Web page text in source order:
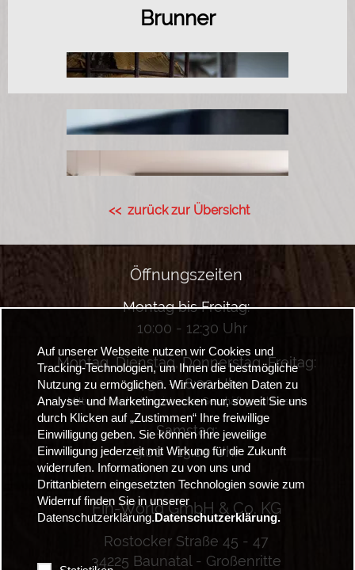
Brunner
<< zurück zur Übersicht
Öffnungszeiten
Montag bis Freitag:
10:00 - 12:30 Uhr
Montag, Dienstag, Donnerstag, Freitag:
14:30 - 18:00 Uhr
Mittwochnachmittag ist unser Geschäft geschlossen!
Samstag:
9:00 - 13:00 Uhr
Fin-World GmbH & Co. KG
Rostocker Straße 45 - 47
34225 Baunatal - Großenritte
Auf unserer Webseite nutzen wir Cookies und
Tracking-Technologien, um Ihnen die bestmögliche
Nutzung zu ermöglichen. Wir verarbeiten Daten zu
Analyse- und Marketingzwecken nur, soweit Sie uns
durch Klicken auf „Zustimmen“ Ihre freiwillige
Einwilligung geben. Sie können Ihre jeweilige
Einwilligung jederzeit mit Wirkung für die Zukunft
widerrufen. Informationen zu von uns und
Drittanbietern eingesetzten Technologien sowie zum
Widerruf finden Sie in unserer
Datenschutzerklärung.Datenschutzerklärung.